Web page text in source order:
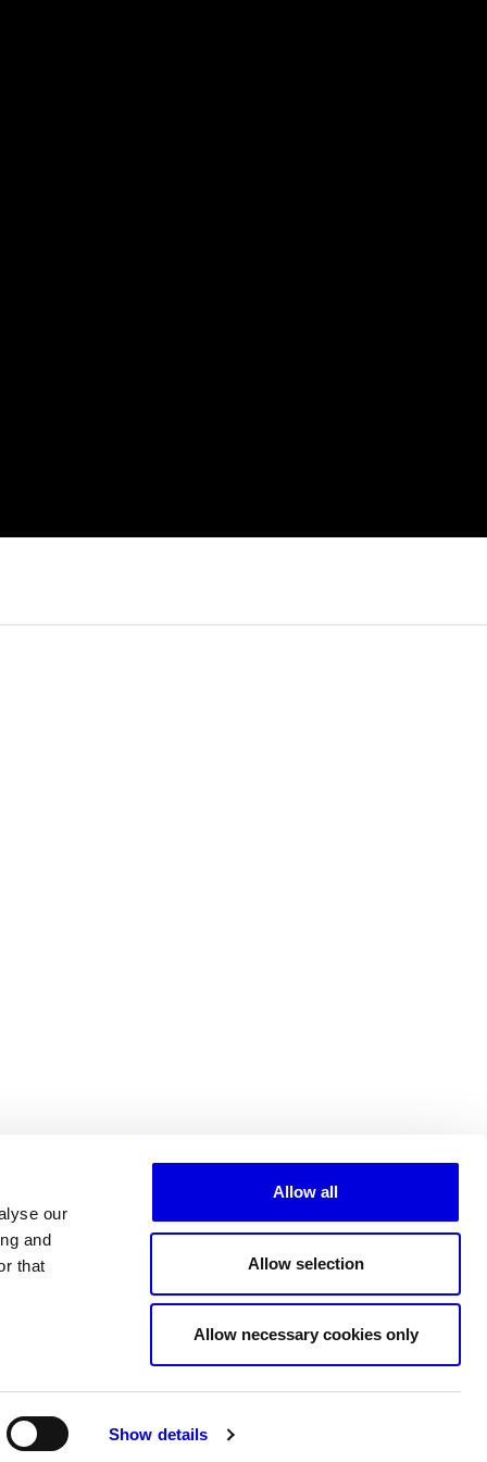
our
and
that
Show details
Allow all
Allow selection
Allow necessary cookies only
Tous les partenaires